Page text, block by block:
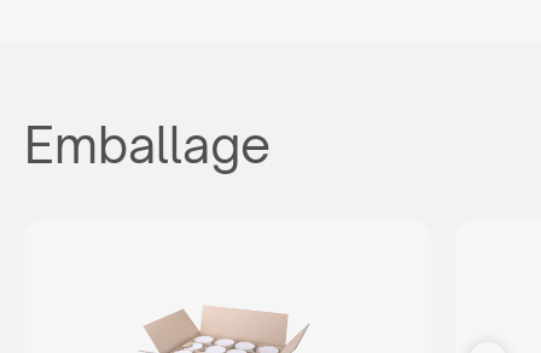
Emballage